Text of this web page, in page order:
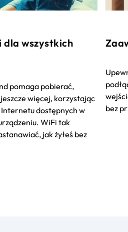
dla wszystkich
pomaga pobierać,
więcej, korzystając
dostępnych w
WiFi tak
jak żyłeś bez
bez